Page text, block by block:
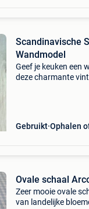
Scandinavische
Wandmodel
Geef je keuken een
deze charmante
Gebruikt Ophalen
Ovale schaal
Zeer mooie ovale
van landelijke